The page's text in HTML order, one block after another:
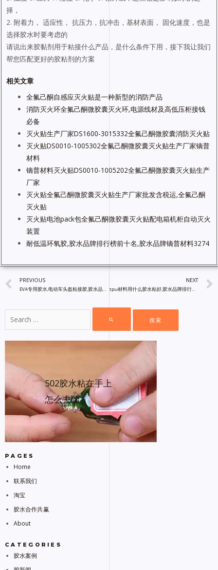
择，
2. 附着力， 适应性， 抗压力，抗冲击，基材表面， 固化速度，也是
选择胶水时要考虑的
请说出来胶黏剂用于粘接什么产品，是什么条件下用，接下我让我们
帮您匹配更好的胶粘剂的方案
相关文章
全氟己酮自感应灭火贴是一种新型的消防产品
消防灭火环全氟己酮微胶囊灭火环,电源线材及高低压柜接钱
必备
灭火贴生产厂家DS1600-3015332全氟己酮微胶囊消防灭火贴
灭火贴DS0010-1005302全氟己酮微胶囊灭火贴生产厂家镝普
材料
镝普材料灭火贴DS0010-1005202全氟己酮微胶囊灭火贴生产
厂家
灭火贴全氟己酮微胶囊灭火贴生产厂家批发含税运,全氟己酮
灭火贴
灭火贴电池pack包全氟己酮微胶囊灭火贴配电箱机柜自动灭火
装置
耐低温环氧胶,胶水品牌排行榜前十名,胶水品牌镝普材料3274
PREVIOUS NEXT
tpu材料用什么胶水粘好,胶水品牌排行榜前十名,镝普材料
502胶水粘在手上
怎么去除
PAGES
Home
联系我们
淘宝
胶水合作共赢
About
CATEGORIES
胶水案例